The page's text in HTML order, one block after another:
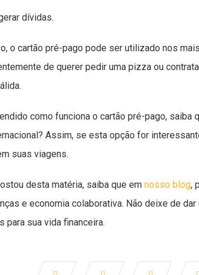
dívidas.
o cartão pré-pago pode ser utilizado nos
de querer pedir uma pizza ou
como funciona o cartão pré-pago, saiba
Assim, se esta opção for
suas viagens.
desta matéria, saiba que em nosso blog,
e economia colaborativa. Não deixe de
para sua vida financeira.